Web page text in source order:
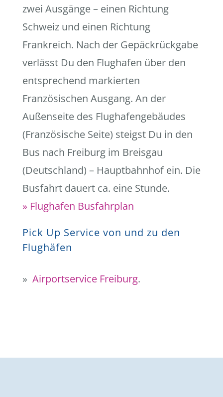
zwei Ausgänge – einen Richtung
Schweiz und einen Richtung
Frankreich. Nach der Gepäckrückgabe
verlässt Du den Flughafen über den
entsprechend markierten
Französischen Ausgang. An der
Außenseite des Flughafengebäudes
(Französische Seite) steigst Du in den
Bus nach Freiburg im Breisgau
(Deutschland) – Hauptbahnhof ein. Die
Busfahrt dauert ca. eine Stunde.
» Flughafen Busfahrplan
Pick Up Service von und zu den
Flughäfen
» Airportservice Freiburg.